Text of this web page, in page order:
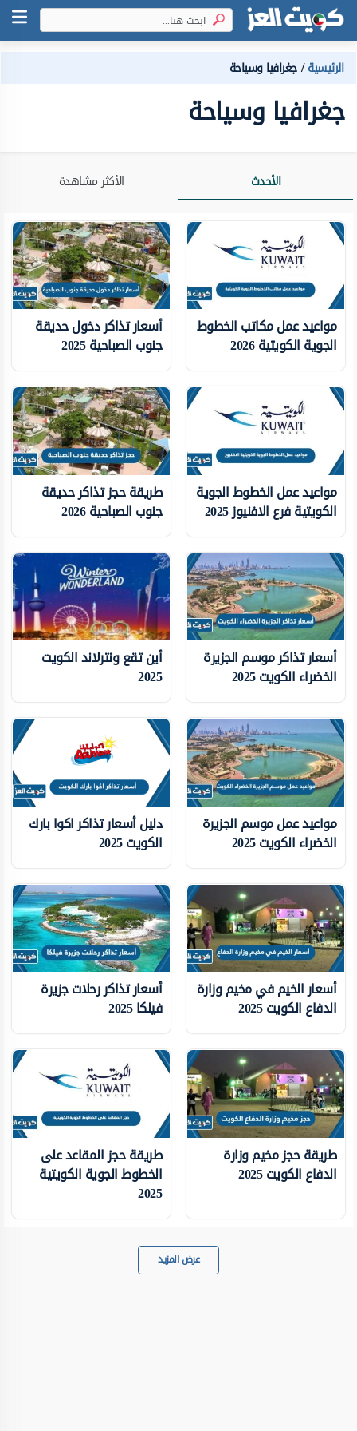
الرئيسية جغرافيا وسياحة
جغرافيا وسياحة
الأحدث الأكثر مشاهدة
مواعيد عمل مكاتب الخطوط
الجوية الكويتية 2026
أسعار تذاكر دخول حديقة
جنوب الصباحية 2025
مواعيد عمل الخطوط الجوية
الكويتية فرع الافنيوز 2025
طريقة حجز تذاكر حديقة
جنوب الصباحية 2026
أسعار تذاكر موسم الجزيرة
الخضراء الكويت 2025
أين تقع ونترلاند الكويت
2025
مواعيد عمل موسم الجزيرة
الخضراء الكويت 2025
دليل أسعار تذاكر اكوا بارك
الكويت 2025
أسعار الخيم في مخيم وزارة
الدفاع الكويت 2025
أسعار تذاكر رحلات جزيرة
فيلكا 2025
طريقة حجز مخيم وزارة
الدفاع الكويت 2025
طريقة حجز المقاعد على
الخطوط الجوية الكويتية
2025
عرض المزيد